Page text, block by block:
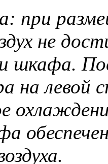
при
не
шкафа.
на левой